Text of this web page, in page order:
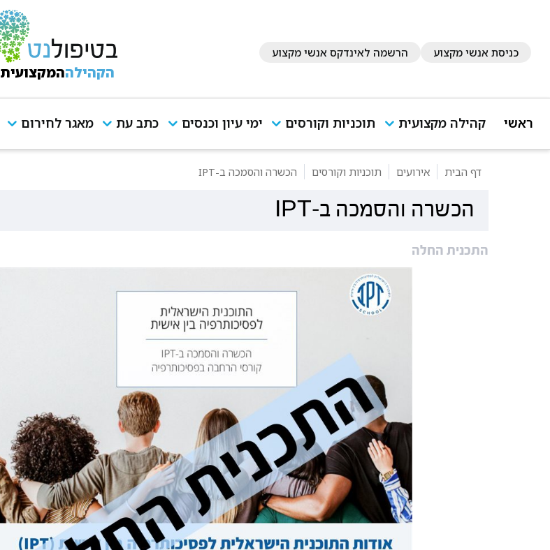
כניסת אנשי מקצוע הרשמה לאינדקס אנשי מקצוע
הקהילההמקצועית
ראשי קהילה מקצועית תוכניות וקורסים ימי עיון וכנסים כתב עת מאגר לחירום
דף הבית אירועים תוכניות וקורסים הכשרה והסמכה ב-IPT
הכשרה והסמכה ב-IPT
התכנית החלה